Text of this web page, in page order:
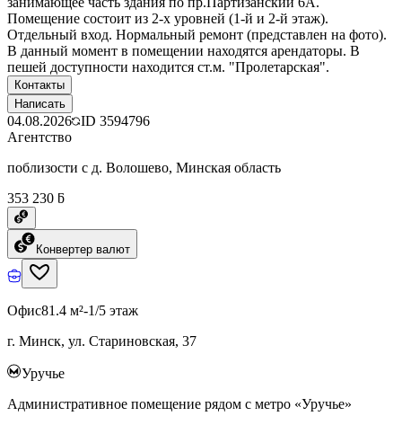
Помещение состоит из 2-х уровней (1-й и 2-й этаж).
Отдельный вход. Нормальный ремонт (представлен на фото).
В данный момент в помещении находятся арендаторы. В
пешей доступности находится ст.м. "Пролетарская".
Контакты
Написать
04.08.2026 ID 3594796
Агентство
поблизости с д. Волошево, Минская область
353 230 ƃ
Конвертер валют
Офис81.4 м²-1/5 этаж
г. Минск, ул. Стариновская, 37
Уручье
Административное помещение рядом с метро «Уручье»